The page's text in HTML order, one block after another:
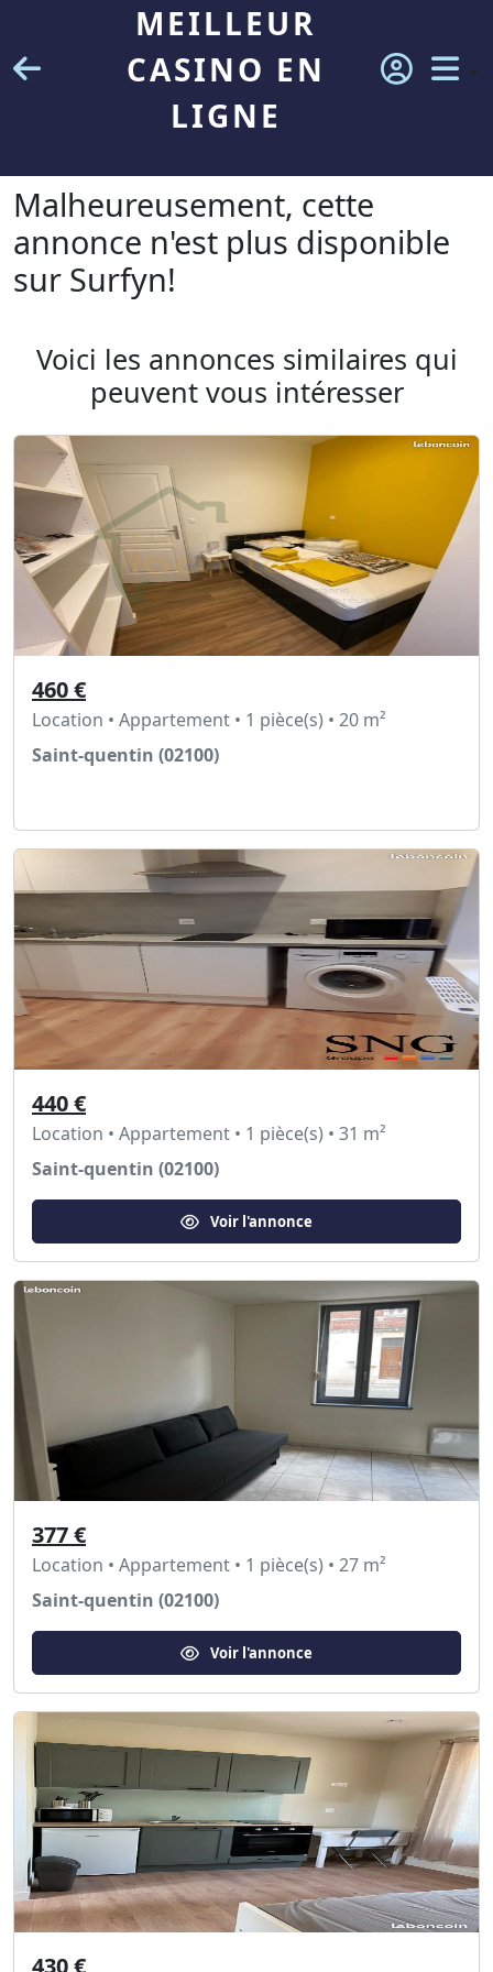
MEILLEUR
CASINO EN
LIGNE
Malheureusement, cette
annonce n'est plus disponible
sur Surfyn!
Voici les annonces similaires qui
peuvent vous intéresser
460 €
Location • Appartement • 1 pièce(s) • 20 m²
Saint-quentin (02100)
440 €
Location • Appartement • 1 pièce(s) • 31 m²
Saint-quentin (02100)
Voir l'annonce
377 €
Location • Appartement • 1 pièce(s) • 27 m²
Saint-quentin (02100)
Voir l'annonce
430 €